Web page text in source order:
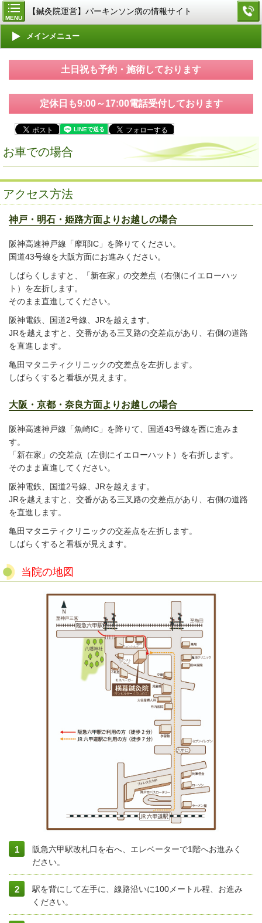
MENU
【鍼灸院運営】パーキンソン病の情報サイト
メインメニュー
土日祝も予約・施術しております
定休日も9:00～17:00電話受付しております
お車での場合
アクセス方法
神戸・明石・姫路方面よりお越しの場合
阪神高速神戸線「摩耶IC」を降りてください。
国道43号線を大阪方面にお進みください。
しばらくしますと、「新在家」の交差点（右側にイエローハッ
ト）を左折します。
そのまま直進してください。
阪神電鉄、国道2号線、JRを越えます。
JRを越えますと、交番がある三叉路の交差点があり、右側の道路
を直進します。
亀田マタニティクリニックの交差点を左折します。
しばらくすると看板が見えます。
大阪・京都・奈良方面よりお越しの場合
阪神高速神戸線「魚崎IC」を降りて、国道43号線を西に進みま
す。
「新在家」の交差点（左側にイエローハット）を右折します。
そのまま直進してください。
阪神電鉄、国道2号線、JRを越えます。
JRを越えますと、交番がある三叉路の交差点があり、右側の道路
を直進します。
亀田マタニティクリニックの交差点を左折します。
しばらくすると看板が見えます。
当院の地図
阪急六甲駅改札口を右へ、エレベーターで1階へお進みく
ださい。
駅を背にして左手に、線路沿いに100メートル程、お進み
ください。